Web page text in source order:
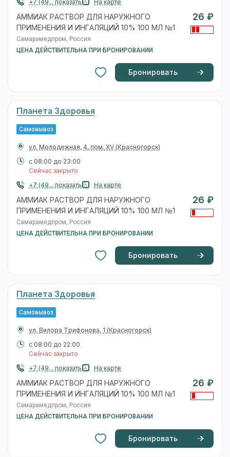
+7 (49... показать На карте
АММИАК РАСТВОР ДЛЯ НАРУЖНОГО
ПРИМЕНЕНИЯ И ИНГАЛЯЦИЙ 10% 100 МЛ №1
Самарамедпром, Россия
ЦЕНА ДЕЙСТВИТЕЛЬНА ПРИ БРОНИРОВАНИИ
26 ₽
Бронировать
Планета Здоровья
Самовывоз
ул. Молодежная, 4, пом. XV (Красногорск)
с 08:00 до 23:00
Сейчас закрыто
+7 (49... показать
На карте
АММИАК РАСТВОР ДЛЯ НАРУЖНОГО
ПРИМЕНЕНИЯ И ИНГАЛЯЦИЙ 10% 100 МЛ №1
Самарамедпром, Россия
ЦЕНА ДЕЙСТВИТЕЛЬНА ПРИ БРОНИРОВАНИИ
26 ₽
Бронировать
Планета Здоровья
Самовывоз
ул. Вилора Трифонова, 1 (Красногорск)
с 08:00 до 22:00
Сейчас закрыто
+7 (49... показать
На карте
АММИАК РАСТВОР ДЛЯ НАРУЖНОГО
ПРИМЕНЕНИЯ И ИНГАЛЯЦИЙ 10% 100 МЛ №1
Самарамедпром, Россия
ЦЕНА ДЕЙСТВИТЕЛЬНА ПРИ БРОНИРОВАНИИ
26 ₽
Бронировать